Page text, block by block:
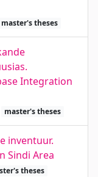
master's theses
Integration
master's theses
inventuur.
Sindi Area
theses